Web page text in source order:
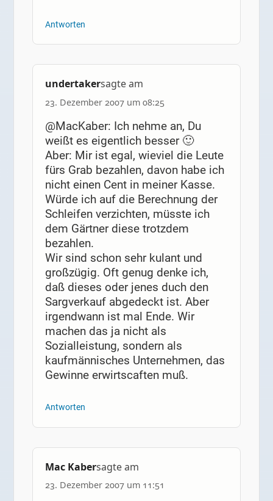
Antworten
undertakersagte am
23. Dezember 2007 um 08:25
@MacKaber: Ich nehme an, Du
weißt es eigentlich besser 🙂
Aber: Mir ist egal, wieviel die Leute
fürs Grab bezahlen, davon habe ich
nicht einen Cent in meiner Kasse.
Würde ich auf die Berechnung der
Schleifen verzichten, müsste ich
dem Gärtner diese trotzdem
bezahlen.
Wir sind schon sehr kulant und
großzügig. Oft genug denke ich,
daß dieses oder jenes duch den
Sargverkauf abgedeckt ist. Aber
irgendwann ist mal Ende. Wir
machen das ja nicht als
Sozialleistung, sondern als
kaufmännisches Unternehmen, das
Gewinne erwirtscaften muß.
Antworten
Mac Kabersagte am
23. Dezember 2007 um 11:51